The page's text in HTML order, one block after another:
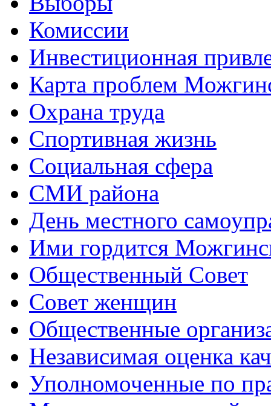
Комиссии
Инвестиционная
Карта проблем
Охрана труда
Спортивная жизнь
Социальная сфера
СМИ района
День местного
Ими гордится
Общественный Совет
Совет женщин
Общественные
Независимая оценка
Уполномоченные по